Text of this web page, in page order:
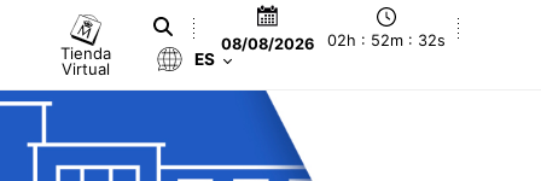
Tienda
Virtual
08/08/2026 02h : 52m : 32s
ES